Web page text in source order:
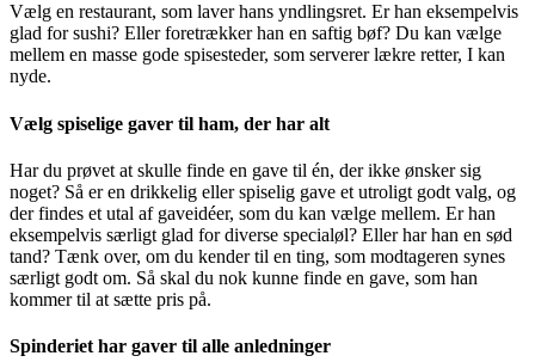
Vælg en restaurant, som laver hans yndlingsret. Er han eksempelvis
glad for sushi? Eller foretrækker han en saftig bøf? Du kan vælge
mellem en masse gode spisesteder, som serverer lækre retter, I kan
nyde.
Vælg spiselige gaver til ham, der har alt
Har du prøvet at skulle finde en gave til én, der ikke ønsker sig
noget? Så er en drikkelig eller spiselig gave et utroligt godt valg, og
der findes et utal af gaveidéer, som du kan vælge mellem. Er han
eksempelvis særligt glad for diverse specialøl? Eller har han en sød
tand? Tænk over, om du kender til en ting, som modtageren synes
særligt godt om. Så skal du nok kunne finde en gave, som han
kommer til at sætte pris på.
Spinderiet har gaver til alle anledninger